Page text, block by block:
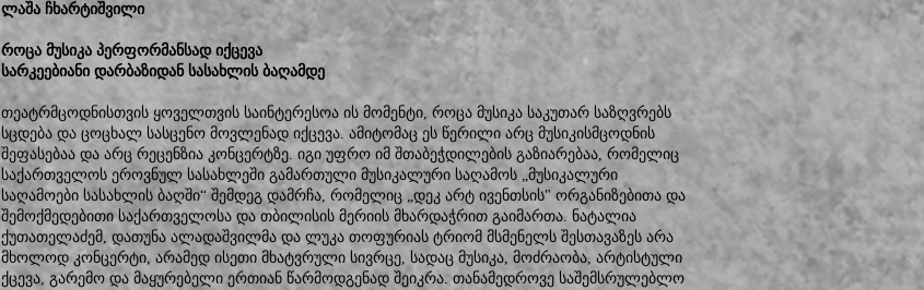
ლაშა ჩხარტიშვილი
როცა მუსიკა პერფორმანსად იქცევა
სარკეებიანი დარბაზიდან სასახლის ბაღამდე
თეატრმცოდნისთვის ყოველთვის საინტერესოა ის მომენტი, როცა მუსიკა საკუთარ საზღვრებს
სცდება და ცოცხალ სასცენო მოვლენად იქცევა. ამიტომაც ეს წერილი არც მუსიკისმცოდნის
შეფასებაა და არც რეცენზია კონცერტზე. იგი უფრო იმ შთაბეჭდილების გაზიარებაა, რომელიც
საქართველოს ეროვნულ სასახლეში გამართული მუსიკალური საღამოს „მუსიკალური
საღამოები სასახლის ბაღში“ შემდეგ დამრჩა, რომელიც „დეკ არტ ივენთსის" ორგანიზებითა და
შემოქმედებითი საქართველოსა და თბილისის მერიის მხარდაჭრით გაიმართა. ნატალია
ქუთათელაძემ, დათუნა ალადაშვილმა და ლუკა თოფურიას ტრიომ მსმენელს შესთავაზეს არა
მხოლოდ კონცერტი, არამედ ისეთი მხატვრული სივრცე, სადაც მუსიკა, მოძრაობა, არტისტული
ქცევა, გარემო და მაყურებელი ერთიან წარმოდგენად შეიკრა. თანამედროვე საშემსრულებლო